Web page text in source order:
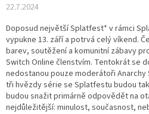
22.7.2024
Doposud největší Splatfest* v rámci
vypukne 13. září a potrvá celý víkend.
barev, soutěžení a komunitní zábavy
Switch Online členstvím. Tentokrát se
nedostanou pouze moderátoři Anarchy
tři hvězdy série se Splatfestu budou
budou snažit primárně odpovědět na
nejdůležitější: minulost, současnost,